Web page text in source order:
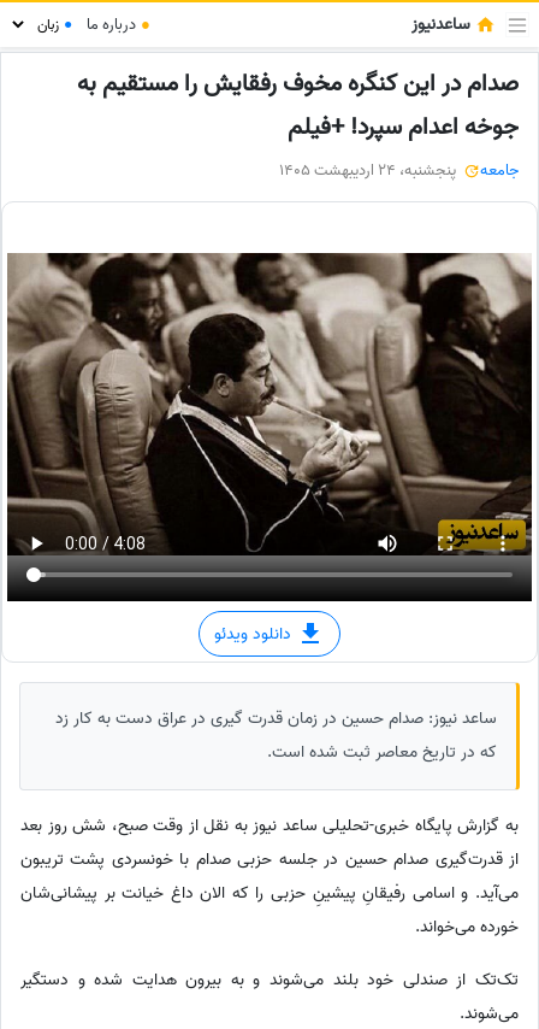
ساعدنیوز ● درباره ما ●
صدام در این کنگره مخوف رفقایش را مستقیم به
جوخه اعدام سپرد! +فیلم
جامعه پنجشنبه، 24 اردیبهشت 1405
دانلود ویدئو
ساعد نیوز: صدام حسین در زمان قدرت گیری در عراق دست به کار زد
که در تاریخ معاصر ثبت شده است.
به گزارش پایگاه خبری-تحلیلی ساعد نیوز به نقل از وقت صبح، شش روز بعد
از قدرت‌گیری صدام حسین در جلسه حزبی صدام با خونسردی پشت تریبون
می‌آید. و اسامی رفیقانِ پیشینِ حزبی را که الان داغ خیانت بر پیشانی‌شان
خورده می‌خواند.
تک‌تک از صندلی خود بلند می‌شوند و به بیرون هدایت شده و دستگیر
می‌شوند.